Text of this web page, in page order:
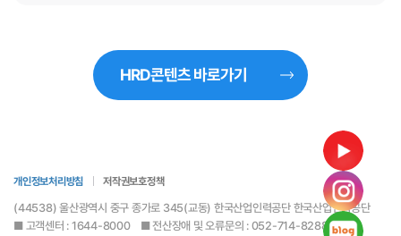
공지사항
포토자료
고객참여
HRD콘텐츠 바로가기
개인정보처리방침 저작권보호정책
(44538) 울산광역시 중구 종가로 345(교동) 한국산업인력공단 한국산업인력공단
■ 고객센터 : 1644-8000 ■ 전산장애 및 오류문의 : 052-714-8288